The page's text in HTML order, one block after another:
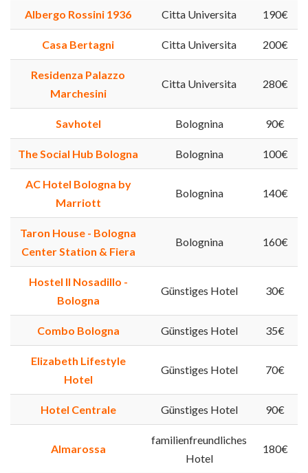
Albergo Rossini 1936 Citta Universita 190€
Casa Bertagni Citta Universita 200€
Residenza Palazzo
Marchesini
Citta Universita 280€
Savhotel Bolognina 90€
The Social Hub Bologna Bolognina 100€
AC Hotel Bologna by
Marriott
Bolognina 140€
Taron House - Bologna
Center Station & Fiera
Bolognina 160€
Hostel Il Nosadillo -
Bologna
Günstiges Hotel 30€
Combo Bologna Günstiges Hotel 35€
Elizabeth Lifestyle
Hotel
Günstiges Hotel 70€
Hotel Centrale Günstiges Hotel 90€
Almarossa
familienfreundliches
Hotel
180€